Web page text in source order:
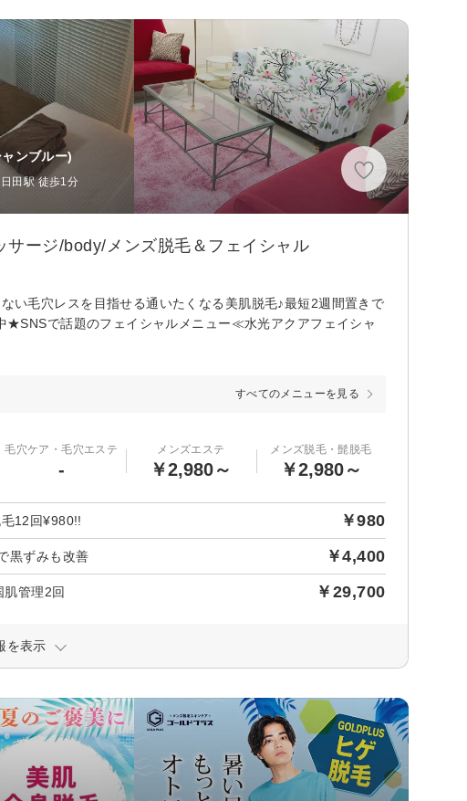
ンブルー)
田駅 徒歩1分
ージ/body/メンズ脱毛＆フェイシャル
い毛穴レスを目指せる通いたくなる美肌脱毛♪最短2週間置きで
で話題のフェイシャルメニュー≪水光アクアフェイシャ
すべてのメニューを見る
毛穴ケア・毛穴エステ
-
メンズエステ
￥2,980～
メンズ脱毛・髭脱毛
￥2,980～
12回¥980!! ￥980
黒ずみも改善 ￥4,400
管理2回 ￥29,700
を表示